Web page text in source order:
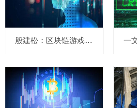
殷建松：区块链游戏的春天将至